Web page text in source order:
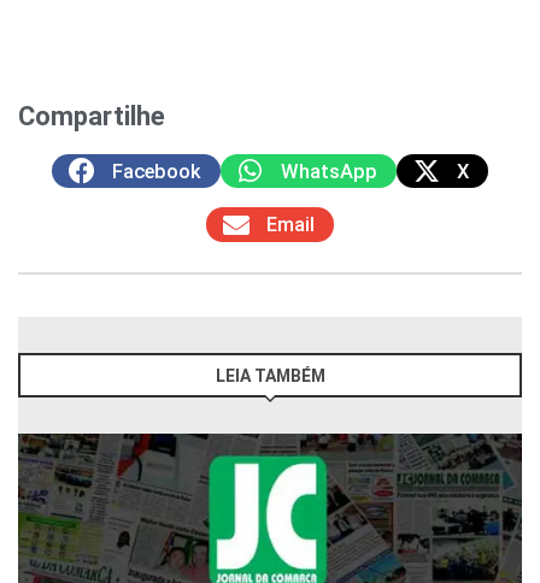
Compartilhe
Facebook WhatsApp X
Email
LEIA TAMBÉM